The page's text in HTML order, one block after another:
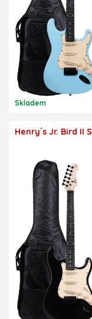
Skladem
Henry´s Jr. Bird II